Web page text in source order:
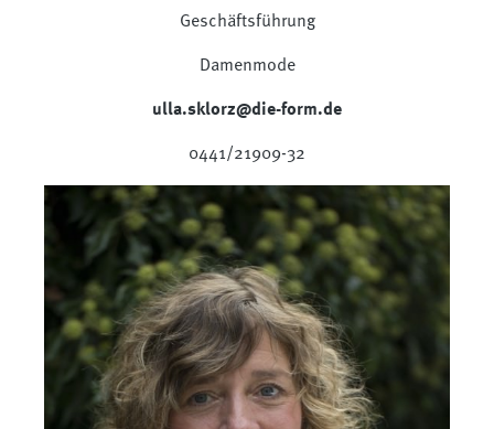
Geschäftsführung
Damenmode
ulla.sklorz@die-form.de
0441/21909-32